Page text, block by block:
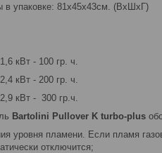
в упаковке: 81х45х43см. (ВxШxГ)
кВт - 100 гр. ч.
кВт - 200 гр. ч.
кВт - 300 гр.ч.
Bartolini Pullover K turbo-plus
уровня пламени. Если пламя
отключится;